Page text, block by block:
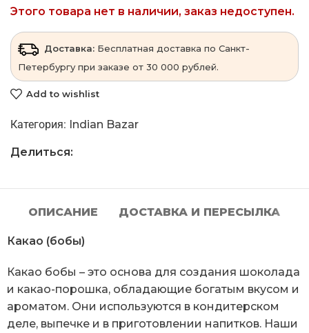
Этого товара нет в наличии, заказ недоступен.
Доставка: Бесплатная доставка по Санкт-
Петербургу при заказе от 30 000 рублей.
Add to wishlist
Категория: Indian Bazar
Делиться:
ОПИСАНИЕ ДОСТАВКА И ПЕРЕСЫЛКА
Какао (бобы)
Какао бобы – это основа для создания шоколада
и какао-порошка, обладающие богатым вкусом и
ароматом. Они используются в кондитерском
деле, выпечке и в приготовлении напитков. Наши